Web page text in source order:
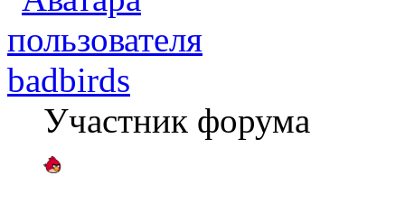
badbirds
Участник форума